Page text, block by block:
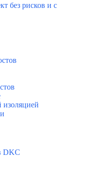
без рисков и с
DKC